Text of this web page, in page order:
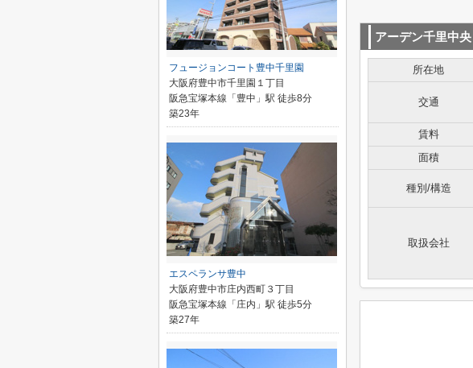
アーデン千里中央
所在地
交通
賃料
面積
種別/構造
取扱会社
フュージョンコート豊中千里園
大阪府豊中市千里園１丁目
阪急宝塚本線「豊中」駅 徒歩8分
築23年
エスペランサ豊中
大阪府豊中市庄内西町３丁目
阪急宝塚本線「庄内」駅 徒歩5分
築27年